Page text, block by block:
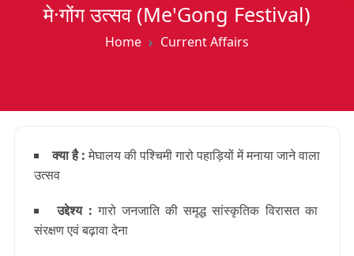
मे·गोंग उत्सव (Me'Gong Festival)
Home Current Affairs
क्या है : मेघालय की पश्चिमी गारो पहाड़ियों में मनाया जाने वाला
उत्सव
उद्देश्य : गारो जनजाति की समृद्ध सांस्कृतिक विरासत का
संरक्षण एवं बढ़ावा देना